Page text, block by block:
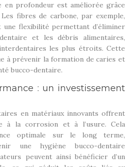
en profondeur est améliorée grâce
fibres de carbone, par exemple,
flexibilité permettant d’éliminer
et les débris alimentaires,
les plus étroits. Cette
à prévenir la formation de caries et
bucco-dentaire.
: un investissement
en matériaux innovants offrent
à la corrosion et à l’usure. Cela
optimale sur le long terme,
une hygiène bucco-dentaire
peuvent ainsi bénéficier d’un